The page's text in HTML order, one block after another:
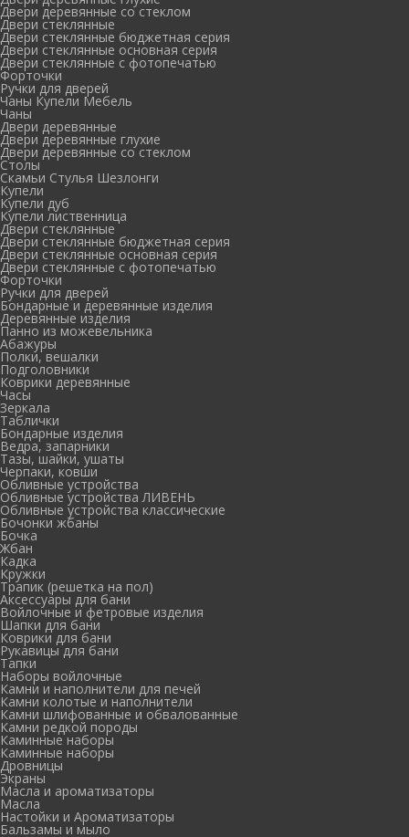
Двери деревянные со стеклом
Двери стеклянные
Двери стеклянные бюджетная серия
Двери стеклянные основная серия
Двери стеклянные с фотопечатью
Форточки
Ручки для дверей
Чаны Купели Мебель
Чаны
Двери деревянные
Двери деревянные глухие
Двери деревянные со стеклом
Столы
Скамьи Стулья Шезлонги
Купели
Купели дуб
Купели лиственница
Двери стеклянные
Двери стеклянные бюджетная серия
Двери стеклянные основная серия
Двери стеклянные с фотопечатью
Форточки
Ручки для дверей
Бондарные и деревянные изделия
Деревянные изделия
Панно из можевельника
Абажуры
Полки, вешалки
Подголовники
Коврики деревянные
Часы
Зеркала
Таблички
Бондарные изделия
Ведра, запарники
Тазы, шайки, ушаты
Черпаки, ковши
Обливные устройства
Обливные устройства ЛИВЕНЬ
Обливные устройства классические
Бочонки жбаны
Бочка
Жбан
Кадка
Кружки
Трапик (решетка на пол)
Аксессуары для бани
Войлочные и фетровые изделия
Шапки для бани
Коврики для бани
Рукавицы для бани
Тапки
Наборы войлочные
Камни и наполнители для печей
Камни колотые и наполнители
Камни шлифованные и обвалованные
Камни редкой породы
Каминные наборы
Каминные наборы
Дровницы
Экраны
Масла и ароматизаторы
Масла
Настойки и Ароматизаторы
Бальзамы и мыло